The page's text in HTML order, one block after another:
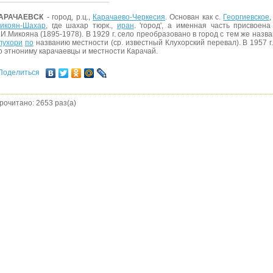
- город, р.ц., Карачаево-Черкесия. Основан как с. Георгиевское
Шахар, где шахар тюрк., иран. 'город', а именная часть
(1895-1978). В 1929 г. село преобразовано в город с тем же
поназванию местности (ср. известный Клухорский перевал). В 1957
этнониму карачаевцы и местности Карачай.
2653 раз(а)